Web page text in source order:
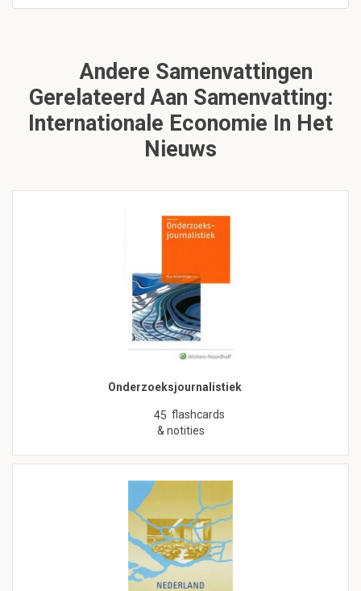
Andere Samenvattingen
Gerelateerd Aan Samenvatting:
Internationale Economie In Het
Nieuws
Onderzoeksjournalistiek
45 flashcards
& notities